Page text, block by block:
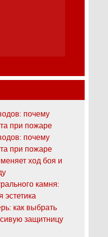
почему
при пожаре
почему
при пожаре
ход боя и
камня:
эстетика
как выбрать
защитницу